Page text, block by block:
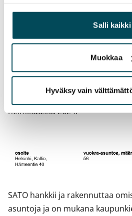
yhdistää näitä tietoja muihin
heille tai joita on kerätty, kun olet
palvelujaan.
Salli kaikki
Muokkaa
Hyväksy vain
peruskorjauksessa ja kodit ovat
helmikuussa 2024.
SATO hankkii ja rakennuttaa
asuntoja ja on mukana